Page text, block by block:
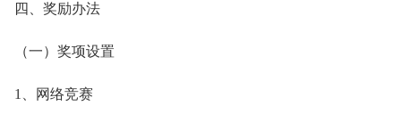
四、奖励办法
（一）奖项设置
1、网络竞赛